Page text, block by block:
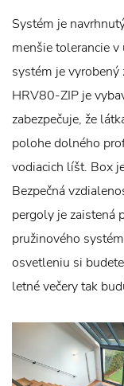
Systém je
menšie tolerancie
systém je vyrobený
HRV80-ZIP je
zabezpečuje, že
polohe dolného
vodiacich líšt. Box
Bezpečná
pergoly je zaistená
pružinového
osvetleniu si
letné večery tak